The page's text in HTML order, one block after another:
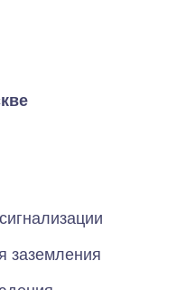
заземления